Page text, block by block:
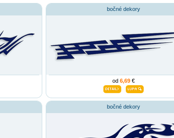
bočné dekory
od 6,69€
bočné dekory